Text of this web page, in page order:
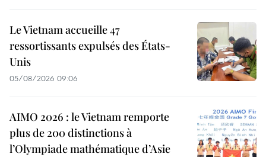
Le Vietnam accueille 47
ressortissants expulsés des États-
Unis
05/08/2026 09:06
AIMO 2026 : le Vietnam remporte
plus de 200 distinctions à
l’Olympiade mathématique d’Asie